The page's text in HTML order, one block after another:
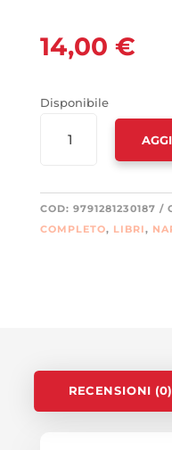
14,00 €
Disponibile
CRONACHE
DI
COD: 9791281230187
COMPLETO, LIBRI,
RECENSIONI (0)